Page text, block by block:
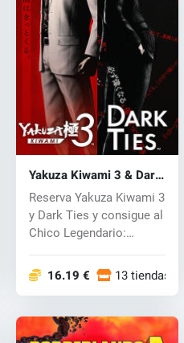
Yakuza Kiwami 3 & Dark
Ties (PC) key
Reserva Yakuza Kiwami 3
y Dark Ties y consigue al
Chico Legendario:
16.19 € 13 tiendas